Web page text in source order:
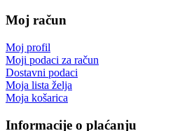
Moj račun
Moj profil
Moji podaci za račun
Dostavni podaci
Moja lista želja
Moja košarica
Informacije o plaćanju